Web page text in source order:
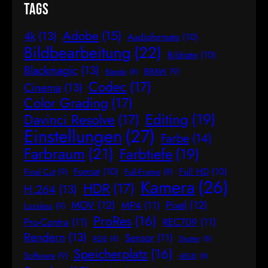
Tags
4k (13) Adobe (15) Audioformate (10)
Bildbearbeitung (22) Bildrate (10)
Blackmagic (13) Blende (8) BRAW (9)
Cinema (13) Codec (17)
Color Grading (17)
Davinci Resolve (17) Editing (19)
Einstellungen(27) Farbe (14)
Farbraum (21) Farbtiefe (19)
Final Cut (9) Format (10) Full-Frame (9) Full HD (10)
H.264 (13) HDR (17) Kamera (26)
Lossless (9) MOV (12) MP4 (11) Pixel (12)
Pro-Contra (11) ProRes (16) REC709 (11)
Rendern (13) RGB (8) Sensor (11) Shutter (8)
Software (9) Speicherplatz (16) sRGB (8)